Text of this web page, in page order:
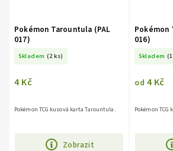
Pokémon Tarountula (PAL
017)
Skladem (2 ks)
4 Kč
Zobrazit
Pokémon TCG kusová karta Tarountula.
Pokémon
016)
Skladem
od 4 Kč
Pokémon